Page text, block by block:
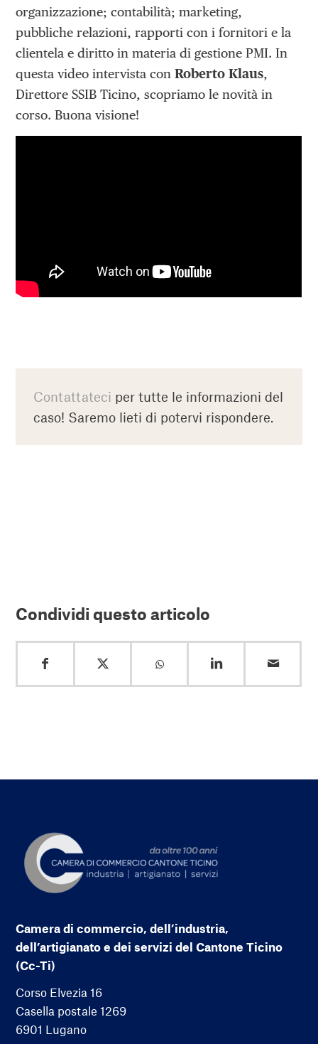
organizzazione; contabilità; marketing,
pubbliche relazioni, rapporti con i fornitori e la
clientela e diritto in materia di gestione PMI. In
questa video intervista conRoberto Klaus,
Direttore SSIB Ticino, scopriamo le novità in
corso. Buona visione!
Contattateci per tutte le informazioni del
caso! Saremo lieti di potervi rispondere.
Condividi questo articolo
Camera di commercio, dell’industria,
dell’artigianato e dei servizi del Cantone Ticino
(Cc-Ti)
Corso Elvezia 16
Casella postale 1269
6901 Lugano